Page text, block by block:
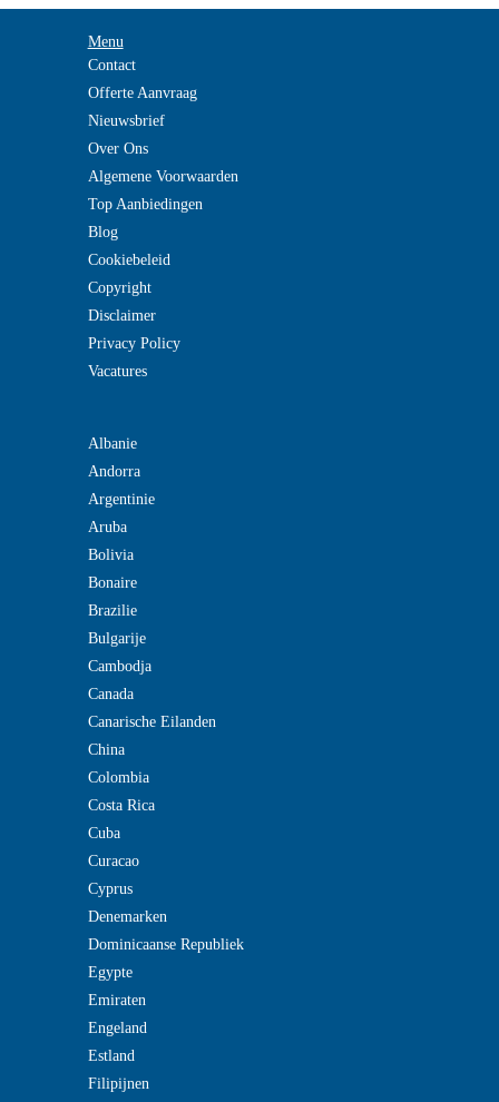
Menu
Contact
Offerte Aanvraag
Nieuwsbrief
Over Ons
Algemene Voorwaarden
Top Aanbiedingen
Blog
Cookiebeleid
Copyright
Disclaimer
Privacy Policy
Vacatures
Albanie
Andorra
Argentinie
Aruba
Bolivia
Bonaire
Brazilie
Bulgarije
Cambodja
Canada
Canarische Eilanden
China
Colombia
Costa Rica
Cuba
Curacao
Cyprus
Denemarken
Dominicaanse Republiek
Egypte
Emiraten
Engeland
Estland
Filipijnen